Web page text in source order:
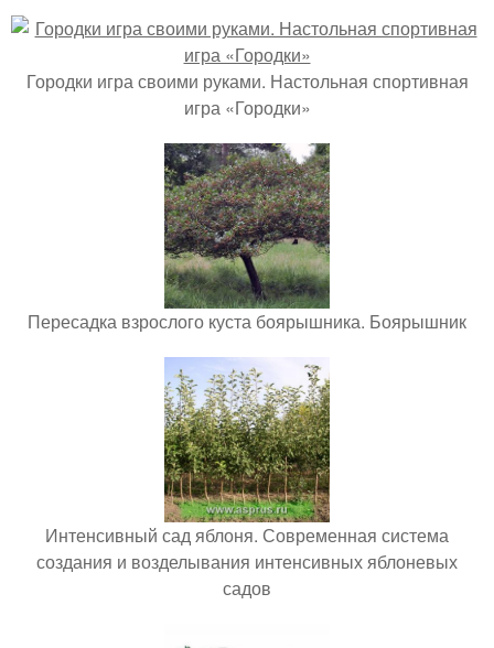
Городки игра своими руками. Настольная спортивная
игра «Городки»
Пересадка взрослого куста боярышника. Боярышник
Интенсивный сад яблоня. Современная система
создания и возделывания интенсивных яблоневых
садов